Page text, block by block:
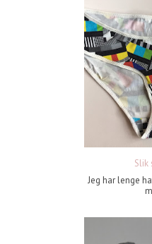
Slik
Jeg har lenge